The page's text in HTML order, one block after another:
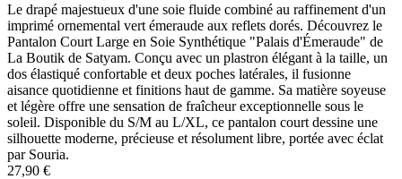
Le drapé majestueux d'une soie fluide combiné au raffinement d'un
imprimé ornemental vert émeraude aux reflets dorés. Découvrez le
Pantalon Court Large en Soie Synthétique "Palais d'Émeraude" de
La Boutik de Satyam. Conçu avec un plastron élégant à la taille, un
dos élastiqué confortable et deux poches latérales, il fusionne
aisance quotidienne et finitions haut de gamme. Sa matière soyeuse
et légère offre une sensation de fraîcheur exceptionnelle sous le
soleil. Disponible du S/M au L/XL, ce pantalon court dessine une
silhouette moderne, précieuse et résolument libre, portée avec éclat
par Souria.
27,90 €